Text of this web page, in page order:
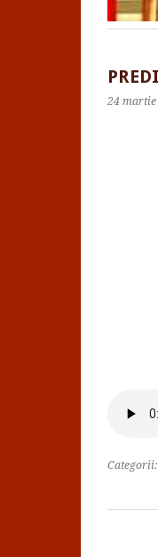
24 martie
Categorii: